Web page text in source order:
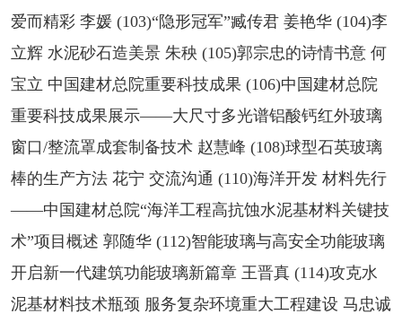
爱而精彩 李媛 (103)“隐形冠军”臧传君 姜艳华 (104)李
立辉 水泥砂石造美景 朱秧 (105)郭宗忠的诗情书意 何
宝立 中国建材总院重要科技成果 (106)中国建材总院
重要科技成果展示——大尺寸多光谱铝酸钙红外玻璃
窗口/整流罩成套制备技术 赵慧峰 (108)球型石英玻璃
棒的生产方法 花宁 交流沟通 (110)海洋开发 材料先行
——中国建材总院“海洋工程高抗蚀水泥基材料关键技
术”项目概述 郭随华 (112)智能玻璃与高安全功能玻璃
开启新一代建筑功能玻璃新篇章 王晋真 (114)攻克水
泥基材料技术瓶颈 服务复杂环境重大工程建设 马忠诚